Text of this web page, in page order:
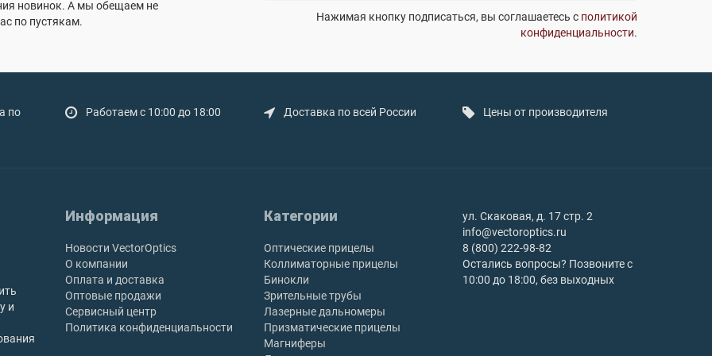
новинок. А мы обещаем не
по пустякам.
Нажимая кнопку подписаться, вы соглашаетесь с политикой
конфиденциальности.
по Работаем с 10:00 до 18:00 Доставка по всей России Цены от производителя
и
Информация
Новости VectorOptics
О компании
Оплата и доставка
Оптовые продажи
Сервисный центр
Политика конфиденциальности
Категории
Оптические прицелы
Коллиматорные прицелы
Бинокли
Зрительные трубы
Лазерные дальномеры
Призматические прицелы
Магниферы
ул. Скаковая, д. 17 стр. 2
info@vectoroptics.ru
8 (800) 222-98-82
Остались вопросы? Позвоните с
10:00 до 18:00, без выходных